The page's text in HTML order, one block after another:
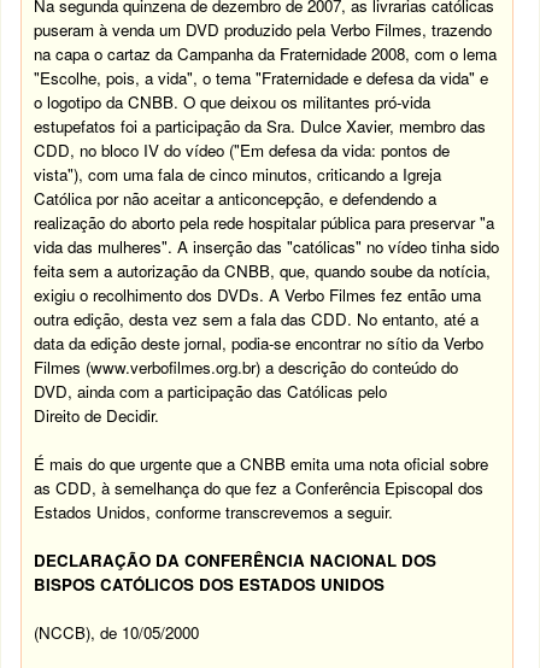
Na segunda quinzena de dezembro de 2007, as livrarias católicas
puseram à venda um DVD produzido pela Verbo Filmes, trazendo
na capa o cartaz da Campanha da Fraternidade 2008, com o lema
"Escolhe, pois, a vida", o tema "Fraternidade e defesa da vida" e
o logotipo da CNBB. O que deixou os militantes pró-vida
estupefatos foi a participação da Sra. Dulce Xavier, membro das
CDD, no bloco IV do vídeo ("Em defesa da vida: pontos de
vista"), com uma fala de cinco minutos, criticando a Igreja
Católica por não aceitar a anticoncepção, e defendendo a
realização do aborto pela rede hospitalar pública para preservar "a
vida das mulheres". A inserção das "católicas" no vídeo tinha sido
feita sem a autorização da CNBB, que, quando soube da notícia,
exigiu o recolhimento dos DVDs. A Verbo Filmes fez então uma
outra edição, desta vez sem a fala das CDD. No entanto, até a
data da edição deste jornal, podia-se encontrar no sítio da Verbo
Filmes (www.verbofilmes.org.br) a descrição do conteúdo do
DVD, ainda com a participação das Católicas pelo
Direito de Decidir.
É mais do que urgente que a CNBB emita uma nota oficial sobre
as CDD, à semelhança do que fez a Conferência Episcopal dos
Estados Unidos, conforme transcrevemos a seguir.
DECLARAÇÃO DA CONFERÊNCIA NACIONAL DOS
BISPOS CATÓLICOS DOS ESTADOS UNIDOS
(NCCB), de 10/05/2000